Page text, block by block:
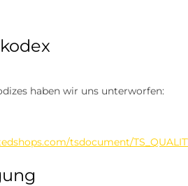
haben wir uns unterworfen:
tsdocument/